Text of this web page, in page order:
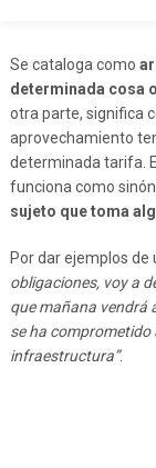
Se cataloga como
determinada cosa
otra parte, significa
aprovechamiento
determinada tarifa.
funciona como
sujeto que toma
Por dar ejemplos de
obligaciones, voy a
que mañana vendrá
se ha comprometido
infraestructura”.